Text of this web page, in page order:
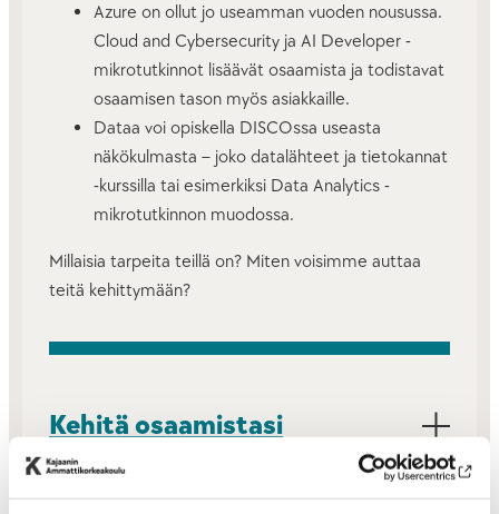
Azure on ollut jo useamman vuoden nousussa.
Cloud and Cybersecurity ja AI Developer -
mikrotutkinnot lisäävät osaamista ja todistavat
osaamisen tason myös asiakkaille.
Dataa voi opiskella DISCOssa useasta
näkökulmasta – joko datalähteet ja tietokannat
-kurssilla tai esimerkiksi Data Analytics -
mikrotutkinnon muodossa.
Millaisia tarpeita teillä on? Miten voisimme auttaa
teitä kehittymään?
Kehitä osaamistasi